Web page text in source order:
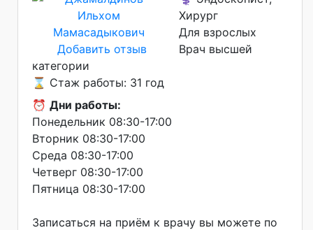
Добавить отзыв
Хирург
Для взрослых
Врач высшей
категории
⌛ Стаж работы: 31 год
⏰ Дни работы:
Понедельник 08:30-17:00
Вторник 08:30-17:00
Среда 08:30-17:00
Четверг 08:30-17:00
Пятница 08:30-17:00
Записаться на приём к врачу вы можете по